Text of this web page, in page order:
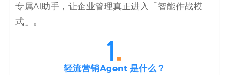
代
专属AI助手，让企业管理真正进入「智能作战模
式」。
轻流营销Agent 是什么？